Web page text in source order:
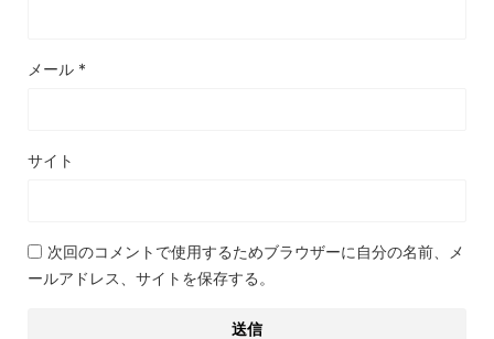
メール *
サイト
次回のコメントで使用するためブラウザーに自分の名前、メ
ールアドレス、サイトを保存する。